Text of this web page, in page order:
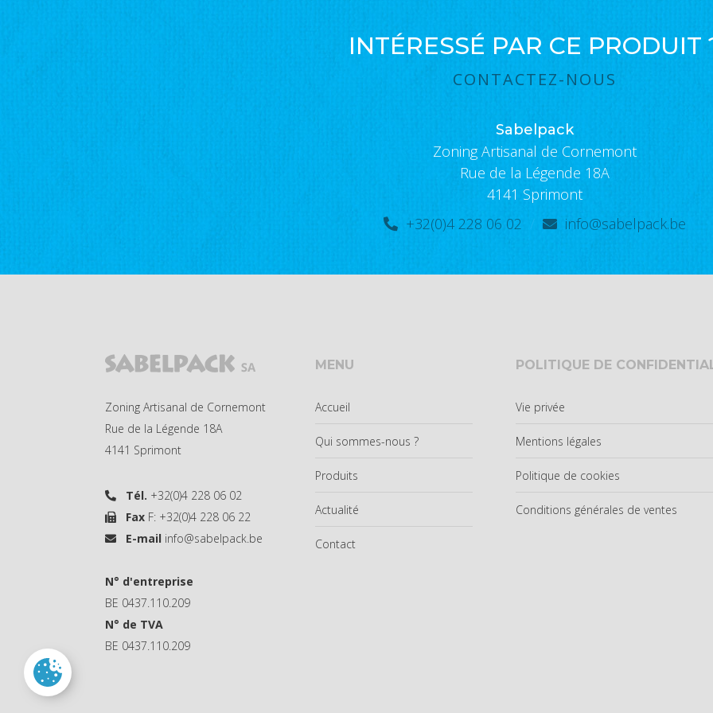
INTÉRESSÉ PAR CE PRODUIT
CONTACTEZ-NOUS
Sabelpack
Zoning Artisanal de Cornemont
Rue de la Légende 18A
4141 Sprimont
+32(0)4 228 06 02 / info@sabelpack.be
Zoning Artisanal de Cornemont
Rue de la Légende 18A
4141 Sprimont
Tél. +32(0)4 228 06 02
Fax F: +32(0)4 228 06 22
E-mail info@sabelpack.be
N° d'entreprise
BE 0437.110.209
N° de TVA
BE 0437.110.209
MENU
Accueil
Qui sommes-nous ?
Produits
Actualité
Contact
POLITIQUE DE
Vie privée
Mentions légales
Politique de cookies
Conditions générales de ventes